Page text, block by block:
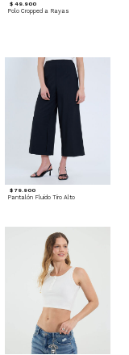
$ 49.900
Polo Cropped a Rayas
$ 79.900
Pantalón Fluido Tiro Alto